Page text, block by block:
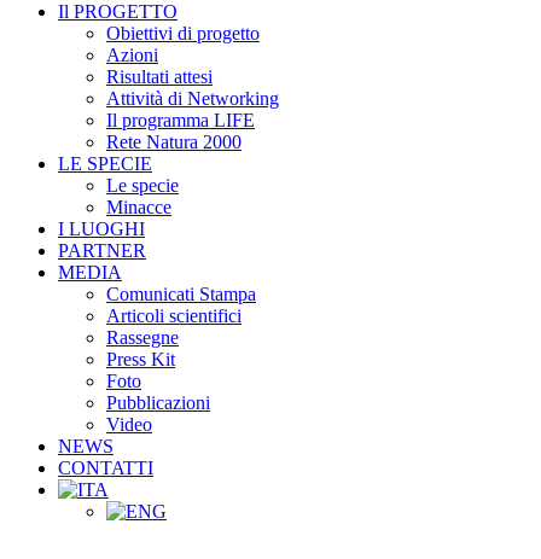
Il PROGETTO
Obiettivi di progetto
Azioni
Risultati attesi
Attività di Networking
Il programma LIFE
Rete Natura 2000
LE SPECIE
Le specie
Minacce
I LUOGHI
PARTNER
MEDIA
Comunicati Stampa
Articoli scientifici
Rassegne
Press Kit
Foto
Pubblicazioni
Video
NEWS
CONTATTI